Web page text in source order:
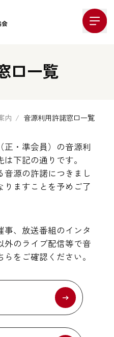
口一覧
内 音源利用許諾窓口一覧
正・準会員）の音源利
下記の通りです。
源の許諾につきまし
りますことを予めご了
事、放送番組のインタ
外のライブ配信等で音
をご確認ください。